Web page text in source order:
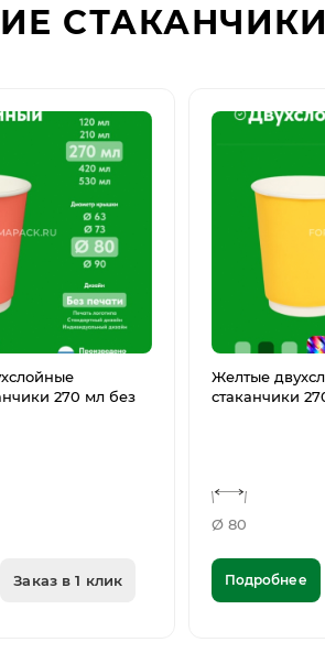
СТАКАНЧИКИ
270 мл без
Заказ в 1 клик
Желтые
стаканчики
Ø 80
Подробнее